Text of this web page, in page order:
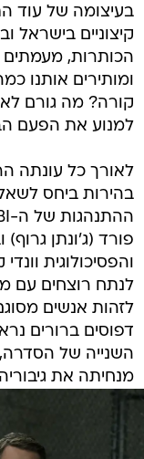
בעיצומה של עוד
קיצוניים בישראל
הכותרות,
ומותירים אותנו
קורה? מה גורם
למנוע את הפעם
לאורך כל עונתה
בהירות ביחס
פורד (ג'ונתן גרוף)
והפסיכולוגית
לנתח רוצחים עם
לזהות אנשים
דפוסים ברורים
השנייה של
מנחיתה את